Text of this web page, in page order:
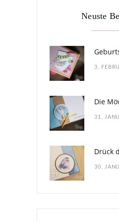
Neuste
3.
Die
31.
Drück
30.